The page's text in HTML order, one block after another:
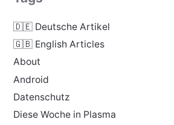
🇩🇪 Deutsche Artikel
🇬🇧 English Articles
About
Android
Datenschutz
Diese Woche in Plasma